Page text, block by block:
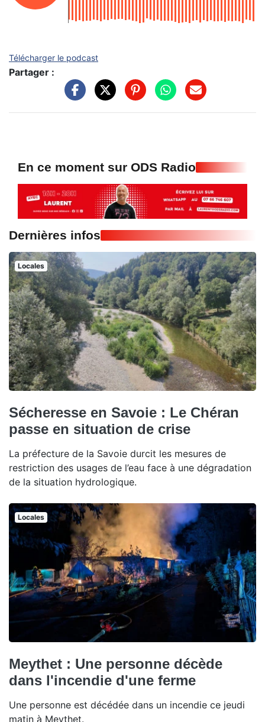
Télécharger le podcast
Partager :
En ce moment sur ODS Radio
Dernières infos
Locales
Sécheresse en Savoie : Le Chéran
passe en situation de crise
La préfecture de la Savoie durcit les mesures de
restriction des usages de l’eau face à une dégradation
de la situation hydrologique.
Locales
Meythet : Une personne décède
dans l'incendie d'une ferme
Une personne est décédée dans un incendie ce jeudi
matin à Meythet.